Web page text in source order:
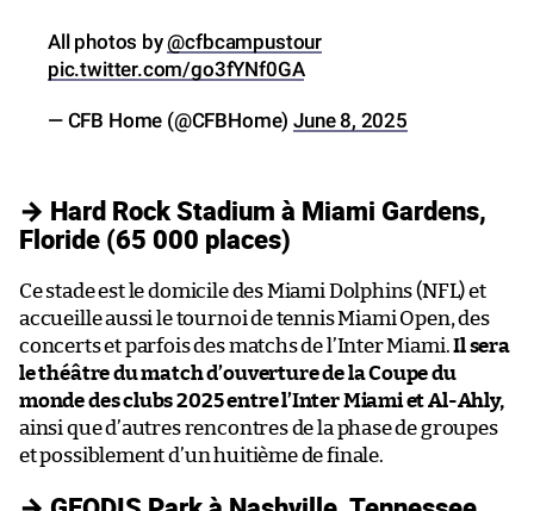
All photos by@cfbcampustour
pic.twitter.com/go3fYNf0GA
— CFB Home (@CFBHome)June 8, 2025
→ Hard Rock Stadium à Miami Gardens,
Floride (65 000 places)
Ce stade est le domicile des Miami Dolphins (NFL) et
accueille aussi le tournoi de tennis Miami Open, des
concerts et parfois des matchs de l’Inter Miami.Il sera
le théâtre du match d’ouverture de la Coupe du
monde des clubs 2025 entre l’Inter Miami et Al-Ahly,
ainsi que d’autres rencontres de la phase de groupes
et possiblement d’un huitième de finale.